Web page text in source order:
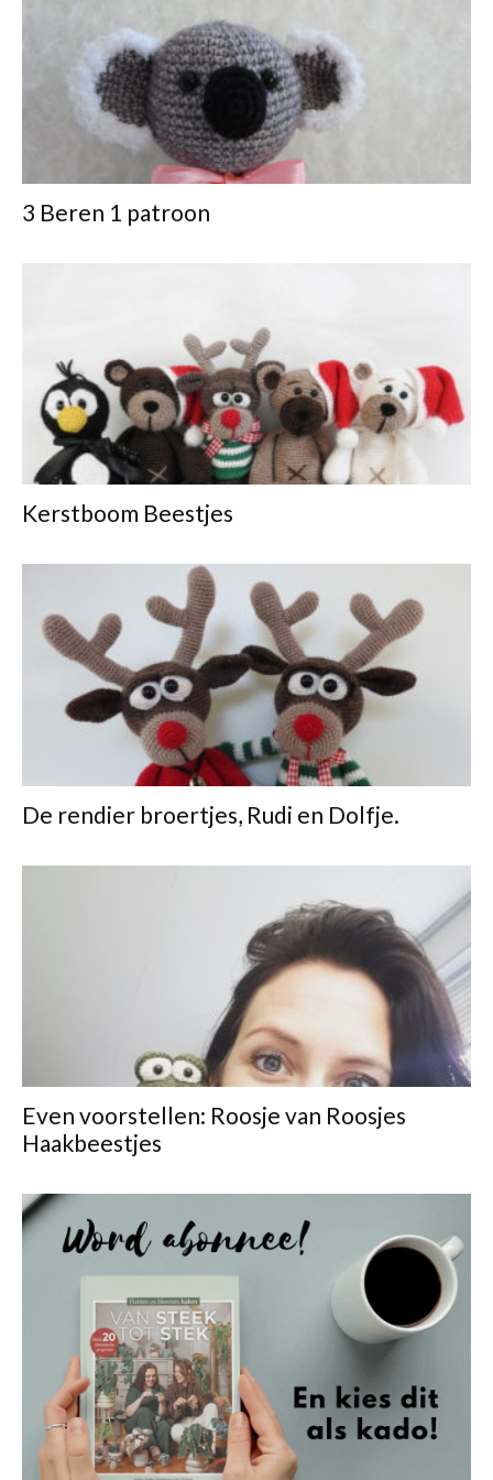
3 Beren 1 patroon
Kerstboom Beestjes
De rendier broertjes, Rudi en Dolfje.
Even voorstellen: Roosje van Roosjes
Haakbeestjes